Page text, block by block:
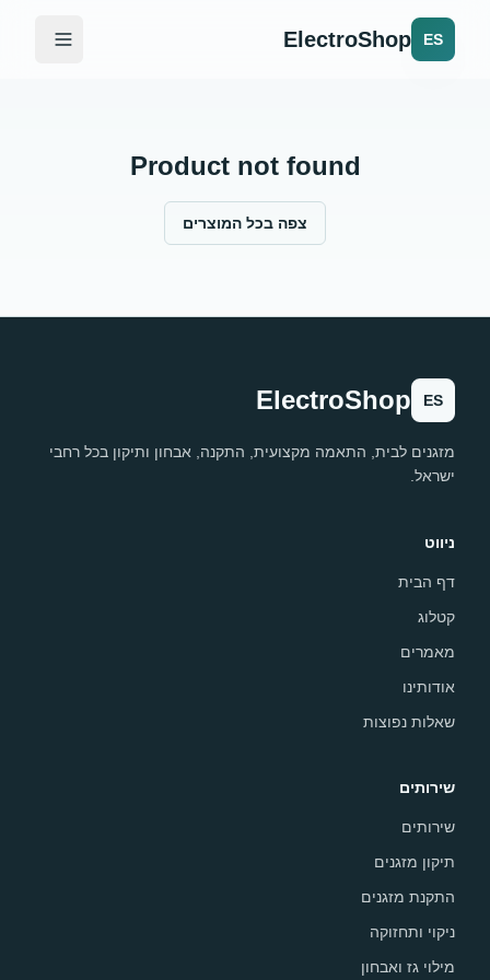
ES
ElectroShop
Product not found
צפה בכל המוצרים
ES
ElectroShop
מזגנים לבית, התאמה מקצועית, התקנה, אבחון ותיקון בכל רחבי
ישראל.
ניווט
דף הבית
קטלוג
מאמרים
אודותינו
שאלות נפוצות
שירותים
שירותים
תיקון מזגנים
התקנת מזגנים
ניקוי ותחזוקה
מילוי גז ואבחון